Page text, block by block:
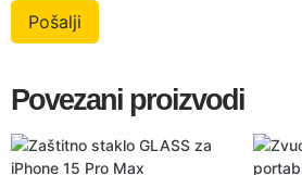
Povezani proizvodi